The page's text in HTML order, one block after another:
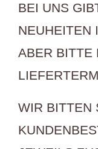
BEI UNS
NEUHEITEN
ABER BITTE
WIR BITTEN